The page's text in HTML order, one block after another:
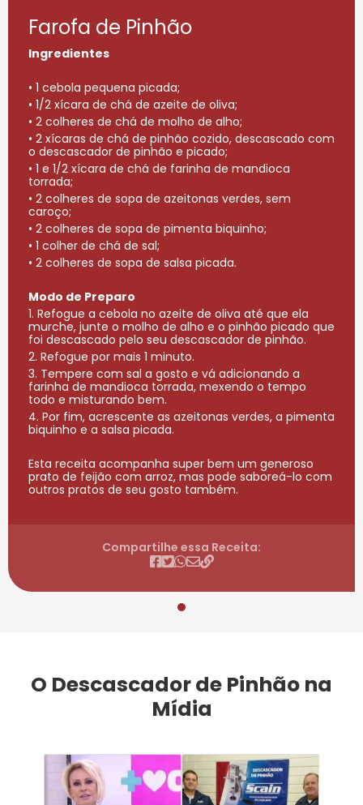
Farofa de Pinhão
Ingredientes
• 1 cebola pequena picada;
• 1/2 xícara de chá de azeite de oliva;
• 2 colheres de chá de molho de alho;
• 2 xícaras de chá de pinhão cozido, descascado com
o descascador de pinhão e picado;
• 1 e 1/2 xícara de chá de farinha de mandioca
torrada;
• 2 colheres de sopa de azeitonas verdes, sem
caroço;
• 2 colheres de sopa de pimenta biquinho;
• 1 colher de chá de sal;
• 2 colheres de sopa de salsa picada.
Modo de Preparo
1. Refogue a cebola no azeite de oliva até que ela
murche, junte o molho de alho e o pinhão picado que
foi descascado pelo seu descascador de pinhão.
2. Refogue por mais 1 minuto.
3. Tempere com sal a gosto e vá adicionando a
farinha de mandioca torrada, mexendo o tempo
todo e misturando bem.
4. Por fim, acrescente as azeitonas verdes, a pimenta
biquinho e a salsa picada.
Esta receita acompanha super bem um generoso
prato de feijão com arroz, mas pode saboreá-lo com
outros pratos de seu gosto também.
Compartilhe essa Receita:
O Descascador de Pinhão na
Mídia